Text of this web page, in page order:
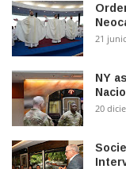
21
NY
20